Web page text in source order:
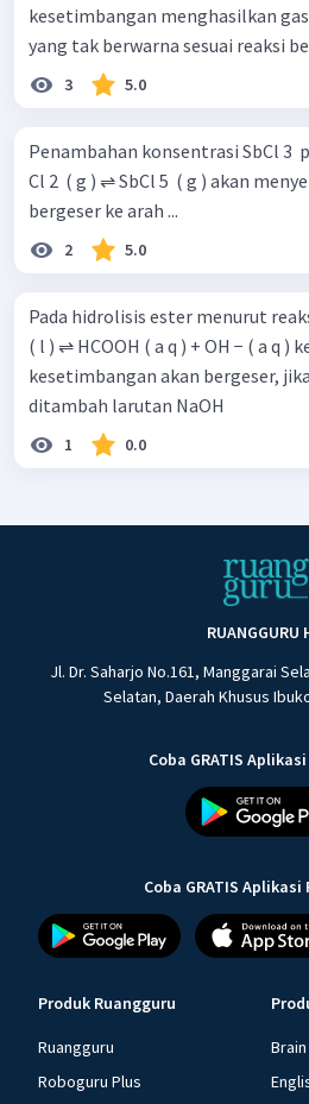
kesetimbangan menghasilkan
3 5.0
Penambahan konsentrasi SbCl 3 ​ pada
Cl 2 ​ ( g ) ⇌ SbCl 5 ​ ( g ) akan menyebabkan kesetimbangan
bergeser ke arah ...
2 5.0
Pada hidrolisis ester menurut reaksi: HCOO − ( a q ) + H
( l ) ⇌ HCOOH ( a q ) + OH − ( a q ) ke arah mana
kesetimbangan akan bergeser,
ditambah larutan NaOH
1 0.0
RUANGGURU
Jl. Dr. Saharjo No.161, Manggarai
Selatan, Daerah Khusus
Coba GRATIS
Coba GRATIS
Produk Ruangguru
Ruangguru
Roboguru Plus